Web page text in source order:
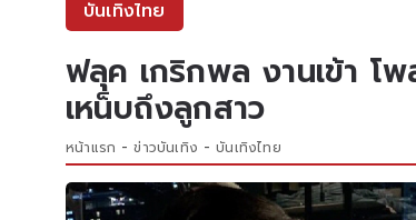
บันเทิงไทย
ฟลุค เกริกพล งานเข้า โ
เหน็บถึงลูกสาว
หน้าแรก ข่าวบันเทิง บันเทิงไทย